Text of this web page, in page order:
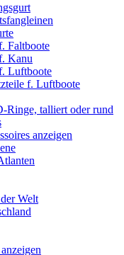
Faltboote
Kanu
Luftboote
f. Luftboote
Ringe, talliert oder rund
anzeigen
Welt